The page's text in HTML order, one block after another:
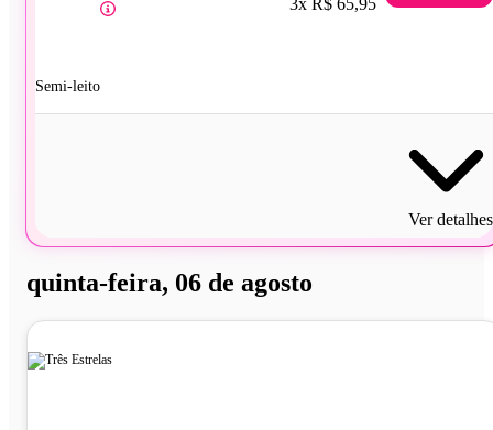
Semi-leito
Ver detalhes
quinta-feira, 06 de agosto